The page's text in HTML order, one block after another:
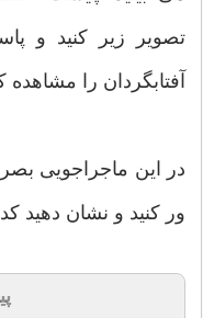
تصویر زیر کنید و
آفتابگردان را مشاهده
در این ماجراجویی
ور کنید و نشان دهید